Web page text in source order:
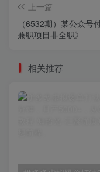
上一篇
（6532期）某公众
兼职项目非全职》
相关推荐